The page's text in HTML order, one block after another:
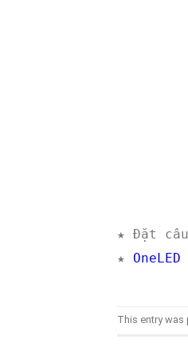
★ Đặt
★ OneLED
This entry was